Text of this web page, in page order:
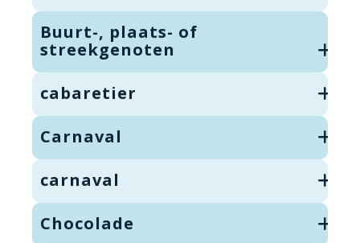
Buurt-, plaats- of
streekgenoten
cabaretier
Carnaval
carnaval
Chocolade